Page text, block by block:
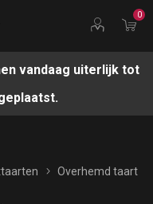
0
vandaag uiterlijk tot
Overhemd taart